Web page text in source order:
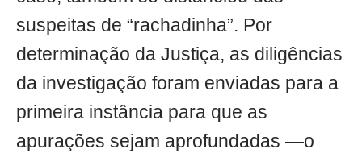
suspeitas de “rachadinha”. Por
determinação da Justiça, as diligências
da investigação foram enviadas para a
primeira instância para que as
apurações sejam aprofundadas —o